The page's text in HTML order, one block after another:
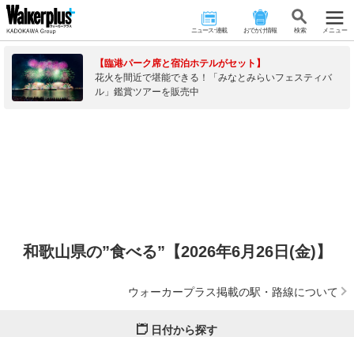
ニュース･連載 おでかけ情報 検 索 メニュー
【臨港パーク席と宿泊ホテルがセット】
花火を間近で堪能できる！「みなとみらいフェスティバ
ル」鑑賞ツアーを販売中
和歌山県の”食べる”【2026年6月26日(金)】
ウォーカープラス掲載の駅・路線について
日付から探す